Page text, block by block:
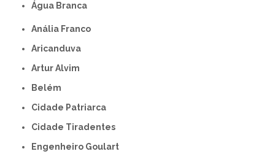
Água Branca
Anália Franco
Aricanduva
Artur Alvim
Belém
Cidade Patriarca
Cidade Tiradentes
Engenheiro Goulart